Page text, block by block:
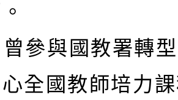
參與國教署轉型
全國教師培力